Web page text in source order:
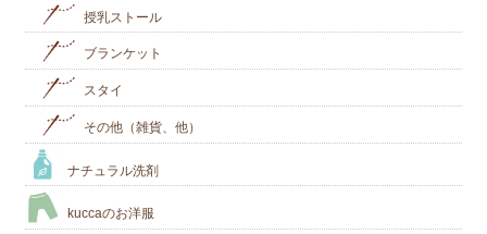
授乳ストール
ブランケット
スタイ
その他（雑貨、他）
ナチュラル洗剤
kuccaのお洋服